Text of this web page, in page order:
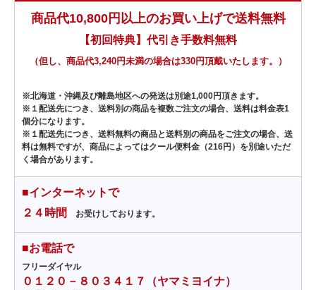
商品代10,800円以上のお買い上げで送料無料
【初回特典】代引き手数料無料
（但し、商品代3,240円未満の場合は330円頂戴いたします。）
※北海道・沖縄及び離島地区への発送は別途1,000円頂きます。
※１配送先につき、送料別の商品を複数ご注文の場合、送料は料金表1
個分になります。
※１配送先につき、送料無料の商品と送料別の商品をご注文の場合、送
料は無料ですが、商品によってはクール便料金（216円）を別途いただ
く場合があります。
■インターネットで
２４時間
お受けしております。
■お電話で
フリーダイヤル
０１２０－８０３４１７（ヤマミヨイナ）